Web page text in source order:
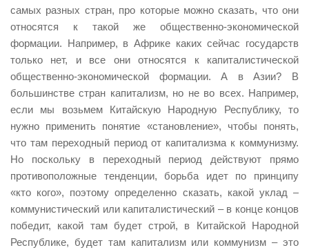
самых разных стран, про которые можно сказать, что они
относятся к такой же общественно-экономической
формации. Например, в Африке каких сейчас государств
только нет, и все они относятся к капиталистической
общественно-экономической формации. А в Азии? В
большинстве стран капитализм, но не во всех. Например,
если мы возьмем Китайскую Народную Республику, то
нужно применить понятие «становление», чтобы понять,
что там переходный период от капитализма к коммунизму.
Но поскольку в переходный период действуют прямо
противоположные тенденции, борьба идет по принципу
«кто кого», поэтому определенно сказать, какой уклад –
коммунистический или капиталистический – в конце концов
победит, какой там будет строй, в Китайской Народной
Республике, будет там капитализм или коммунизм – это